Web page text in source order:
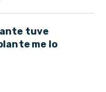
tuve
me lo